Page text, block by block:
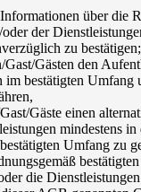
über die
der
zu bestätigen;
Gästen den
im bestätigten Umfang
Gäste einen
mindestens in
Umfang zu
die Dienstleistungen